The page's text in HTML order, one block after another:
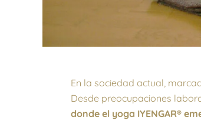
En la sociedad actual,
Desde preocupaciones
donde el yoga IYENGAR®